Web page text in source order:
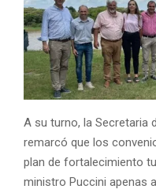
A su turno, la Secretaria
remarcó que los
plan de fortalecimiento
ministro Puccini apenas